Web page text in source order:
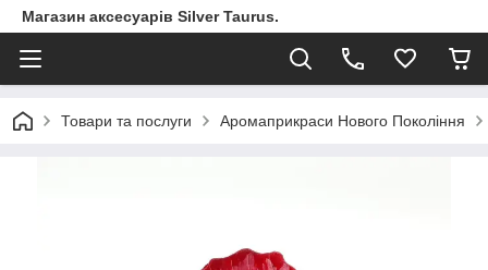
Магазин аксесуарів Silver Taurus.
Товари та послуги Аромаприкраси Нового Покоління